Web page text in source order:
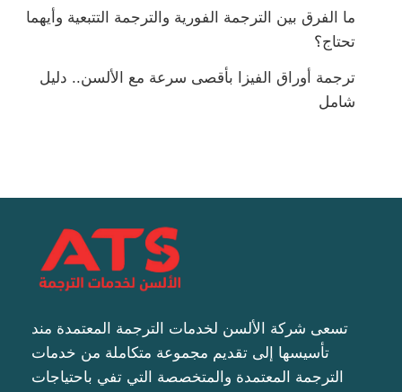
ما الفرق بين الترجمة الفورية والترجمة التتبعية وأيهما
تحتاج؟
ترجمة أوراق الفيزا بأقصى سرعة مع الألسن.. دليل
شامل
تسعى شركة الألسن لخدمات الترجمة المعتمدة مند
تأسيسها إلى تقديم مجموعة متكاملة من خدمات
الترجمة المعتمدة والمتخصصة التي تفي باحتياجات